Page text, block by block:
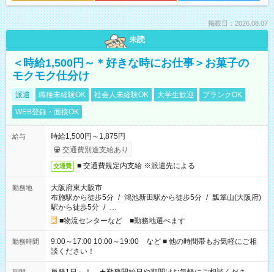
掲載日：2026.08.07
未読
＜時給1,500円～＊好きな時にお仕事＞お菓子の
モクモク仕分け
派遣 職種未経験OK 社会人未経験OK 大学生歓迎
ブランクOK
WEB登録・面接OK
給与
時給1,500円～1,875円
交通費別途支給あり
交通費 ■ 交通費規定内支給 ※派遣先による
勤務地
大阪府東大阪市
布施駅から徒歩5分 / 鴻池新田駅から徒歩5分 / 瓢箪山(大阪府)
駅から徒歩5分 / …
■物流センターなど ■勤務地選べます
勤務時間
9:00～17:00 10:00～19:00 など ■ 他の時間帯もお気軽にご相
談ください！